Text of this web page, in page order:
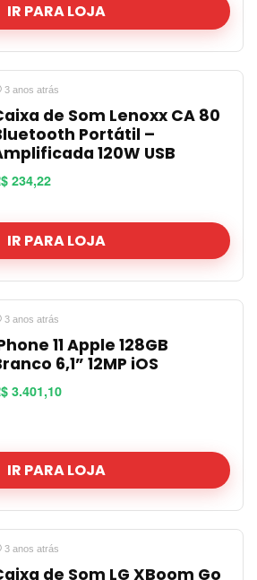
IR PARA LOJA
3 anos atrás
de Som Lenoxx CA 80
Portátil –
120W USB
234,22
IR PARA LOJA
3 anos atrás
11 Apple 128GB
6,1” 12MP iOS
3.401,10
IR PARA LOJA
3 anos atrás
de Som LG XBoom Go